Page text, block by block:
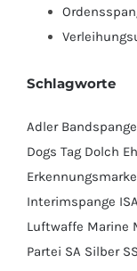
Schlagworte
Adler Bandspange
Dogs Tag Dolch
Erkennungsmarke
Interimspange ISA
Luftwaffe Marine
Partei SA Silber SS